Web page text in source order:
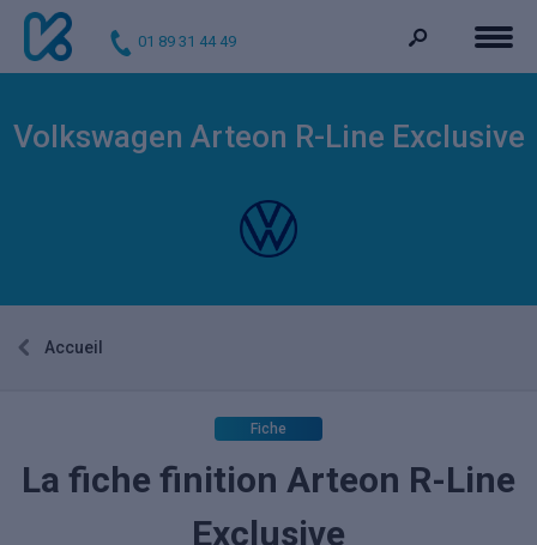
01 89 31 44 49
Volkswagen Arteon R-Line Exclusive
Accueil
Fiche
La fiche finition Arteon R-Line
Exclusive